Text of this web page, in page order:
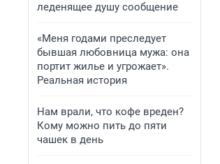
леденящее душу сообщение
«Меня годами преследует
бывшая любовница мужа: она
портит жилье и угрожает».
Реальная история
Нам врали, что кофе вреден?
Кому можно пить до пяти
чашек в день